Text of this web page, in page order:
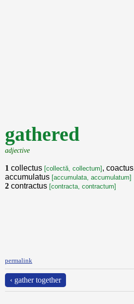
gathered
adjective
1 collectus [collectă, collectum] , coactus
accumulatus [accumulata, accumulatum]
2 contractus [contracta, contractum]
permalink
‹ gather together